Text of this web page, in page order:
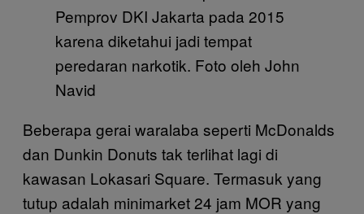
Pemprov DKI Jakarta pada 2015
karena diketahui jadi tempat
peredaran narkotik. Foto oleh John
Navid
Beberapa gerai waralaba seperti McDonalds
dan Dunkin Donuts tak terlihat lagi di
kawasan Lokasari Square. Termasuk yang
tutup adalah minimarket 24 jam MOR yang